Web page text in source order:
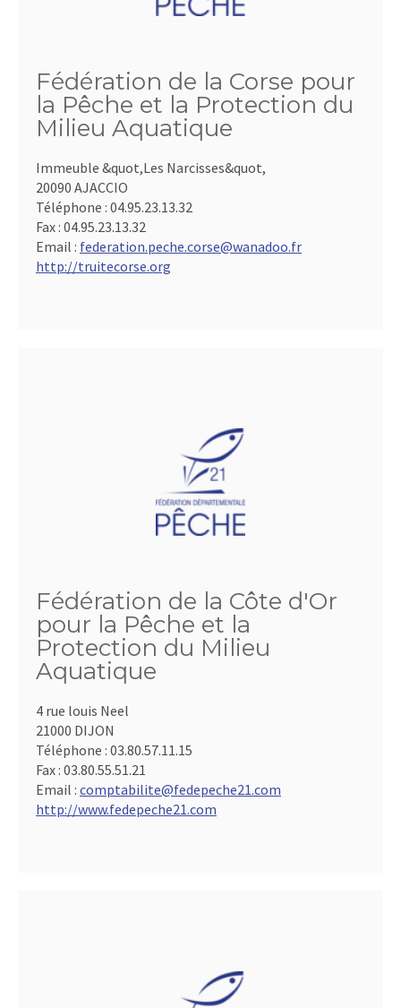
Fédération de la Corse pour
la Pêche et la Protection du
Milieu Aquatique
Immeuble &quot,Les Narcisses&quot,
20090 AJACCIO
Téléphone : 04.95.23.13.32
Fax : 04.95.23.13.32
Email : federation.peche.corse@wanadoo.fr
http://truitecorse.org
Fédération de la Côte d'Or
pour la Pêche et la
Protection du Milieu
Aquatique
4 rue louis Neel
21000 DIJON
Téléphone : 03.80.57.11.15
Fax : 03.80.55.51.21
Email : comptabilite@fedepeche21.com
http://www.fedepeche21.com